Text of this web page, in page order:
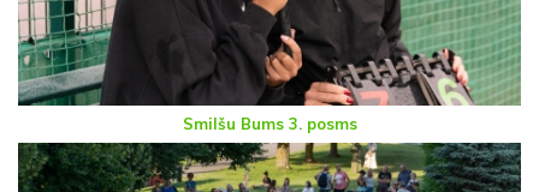
Smilšu Bums 3. posms